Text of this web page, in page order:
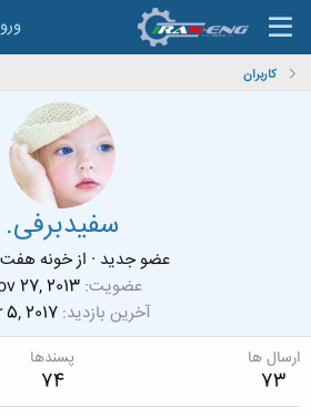
کاربران
سفیدبرفی.
عضو جدید · ازخونه هفت
عضویت 27, 2013
آخرین بازدید 2017
ارسال ها
73
پسندها
74